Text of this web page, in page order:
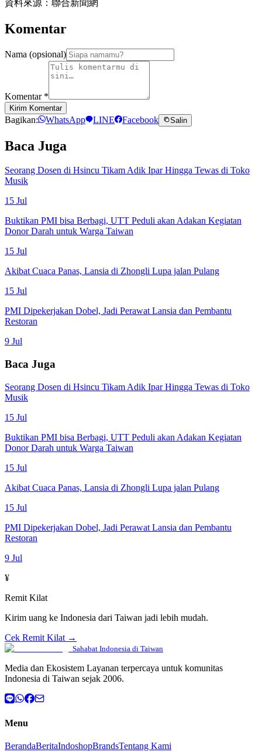
資料來源：聯合新聞網
Komentar
Nama (opsional)
Komentar *
Kirim Komentar
Bagikan: WhatsApp LINE Facebook Salin
Baca Juga
Seorang Dosen di Hsincu Tikam Adik Ipar Hingga Tewas di Toko
Musik
15 Jul
Buktikan PMI bisa Berbagi, UTT Peduli akan Adakan Kegiatan
Donor Darah untuk Warga Taiwan
15 Jul
Akibat Cuaca Panas, Lansia di Zhongli Lupa jalan Pulang
15 Jul
PMI Dipekerjakan Dobel, Jadi Perawat Lansia dan Pembantu
Restoran
9 Jul
Baca Juga
Seorang Dosen di Hsincu Tikam Adik Ipar Hingga Tewas di Toko
Musik
15 Jul
Buktikan PMI bisa Berbagi, UTT Peduli akan Adakan Kegiatan
Donor Darah untuk Warga Taiwan
15 Jul
Akibat Cuaca Panas, Lansia di Zhongli Lupa jalan Pulang
15 Jul
PMI Dipekerjakan Dobel, Jadi Perawat Lansia dan Pembantu
Restoran
9 Jul
¥
Remit Kilat
Kirim uang ke Indonesia dari Taiwan jadi lebih mudah.
Cek Remit Kilat →
Sahabat Indonesia di Taiwan
Media dan Ekosistem Layanan terpercaya untuk komunitas
Indonesia di Taiwan sejak 2006.
Menu
BerandaBeritaIndoshopBrandsTentang Kami